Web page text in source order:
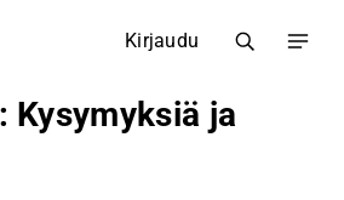
Kirjaudu
Kysymyksiä ja